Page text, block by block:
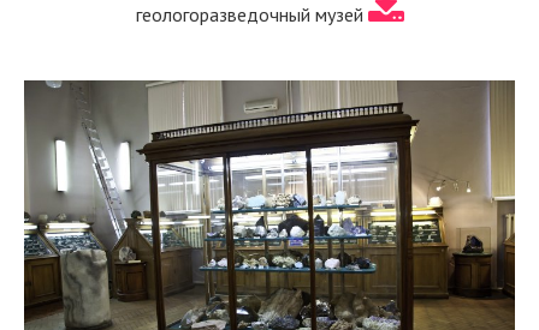
геологоразведочный музей